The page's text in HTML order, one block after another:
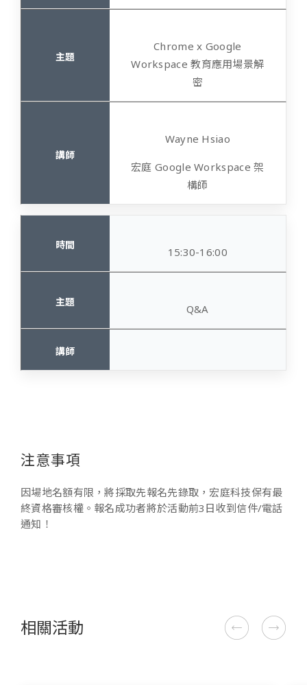
Chrome x Google
Workspace 教育應用場景解
密
Wayne Hsiao
宏庭Google Workspace 架
構師
15:30-16:00
Q&A
注意事項
因場地名額有限，將採取先報名先錄取，宏庭科技保有最
終資格審核權。報名成功者將於活動前3日收到信件/電話
通知！
相關活動